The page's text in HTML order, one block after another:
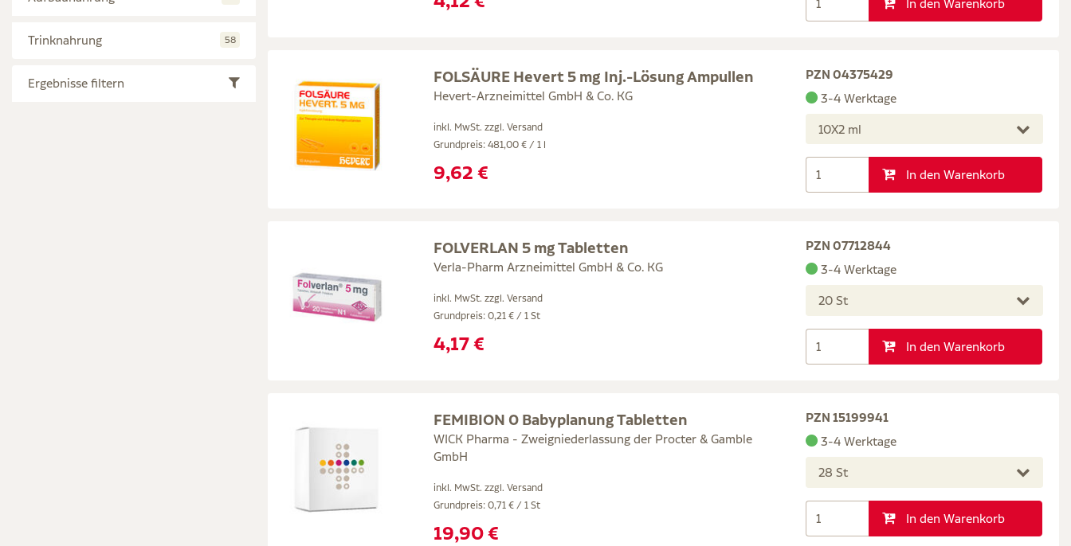
Trinknahrung 58
Ergebnisse filtern
In den Warenkorb
FOLSÄURE Hevert 5 mg Inj.-Lösung Ampullen
Hevert-Arzneimittel GmbH & Co. KG
inkl. MwSt. zzgl. Versand
Grundpreis: 481,00 € / 1 l
9,62 €
PZN 04375429
3-4 Werktage
10X2 ml
In den Warenkorb
FOLVERLAN 5 mg Tabletten
Verla-Pharm Arzneimittel GmbH & Co. KG
inkl. MwSt. zzgl. Versand
Grundpreis: 0,21 € / 1 St
4,17 €
PZN 07712844
3-4 Werktage
20 St
In den Warenkorb
FEMIBION 0 Babyplanung Tabletten
WICK Pharma - Zweigniederlassung der Procter & Gamble
GmbH
inkl. MwSt. zzgl. Versand
Grundpreis: 0,71 € / 1 St
19,90 €
PZN 15199941
3-4 Werktage
28 St
In den Warenkorb